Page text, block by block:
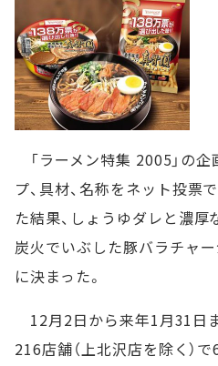
「ラーメン特集 2005」の企
プ、具材、名称をネット投票
た結果、しょうゆダレと濃厚
炭火でいぶした豚バラチャ
に決まった。
12月2日から来年1月31日
216店舗（上北沢店を除く）